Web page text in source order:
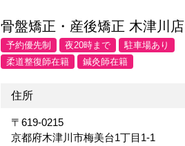
骨盤矯正・産後矯正 木津川店
予約優先制 夜20時まで
駐車場あり
柔道整復師在籍
鍼灸師在籍
住所
〒619-0215
京都府木津川市梅美台1丁目1-1